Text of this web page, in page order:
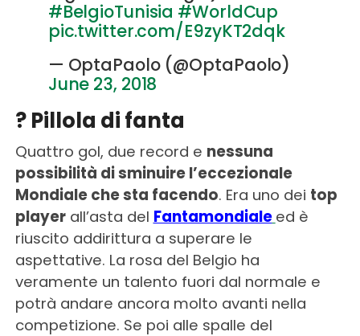
#BelgioTunisia #WorldCup
pic.twitter.com/E9zyKT2dqk
— OptaPaolo (@OptaPaolo)
June 23, 2018
? Pillola di fanta
Quattro gol, due record e nessuna
possibilità di sminuire l’eccezionale
Mondiale che sta facendo. Era uno dei top
playerall’asta del Fantamondiale ed è
riuscito addirittura a superare le
aspettative. La rosa del Belgio ha
veramente un talento fuori dal normale e
potrà andare ancora molto avanti nella
competizione. Se poi alle spalle del